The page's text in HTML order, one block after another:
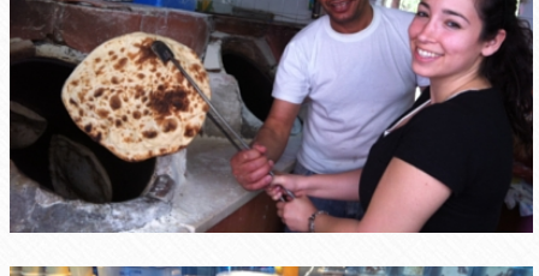
shofer@013.net
050-7652692
צור קשר
contact us